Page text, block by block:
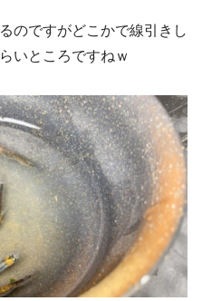
のですがどこかで線引きし
いところですねｗ